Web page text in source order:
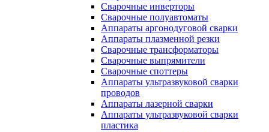
Сварочные инверторы
Сварочные полуавтоматы
Аппараты аргонодуговой сварки
Аппараты плазменной резки
Сварочные трансформаторы
Сварочные выпрямители
Сварочные споттеры
Аппараты ультразвуковой сварки
проводов
Аппараты лазерной сварки
Аппараты ультразвуковой сварки
пластика